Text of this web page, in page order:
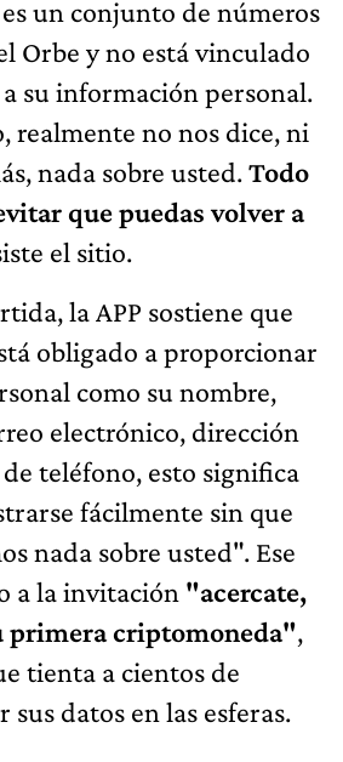
un conjunto de números
Orbe y no está vinculado
su información personal.
realmente no nos dice, ni
nada sobre usted.Todo
que puedas volver a
el sitio.
la APP sostiene que
obligado a proporcionar
como su nombre,
electrónico, dirección
teléfono, esto significa
fácilmente sin que
nada sobre usted". Ese
a la invitación "acercate,
primera criptomoneda",
tienta a cientos de
sus datos en las esferas.